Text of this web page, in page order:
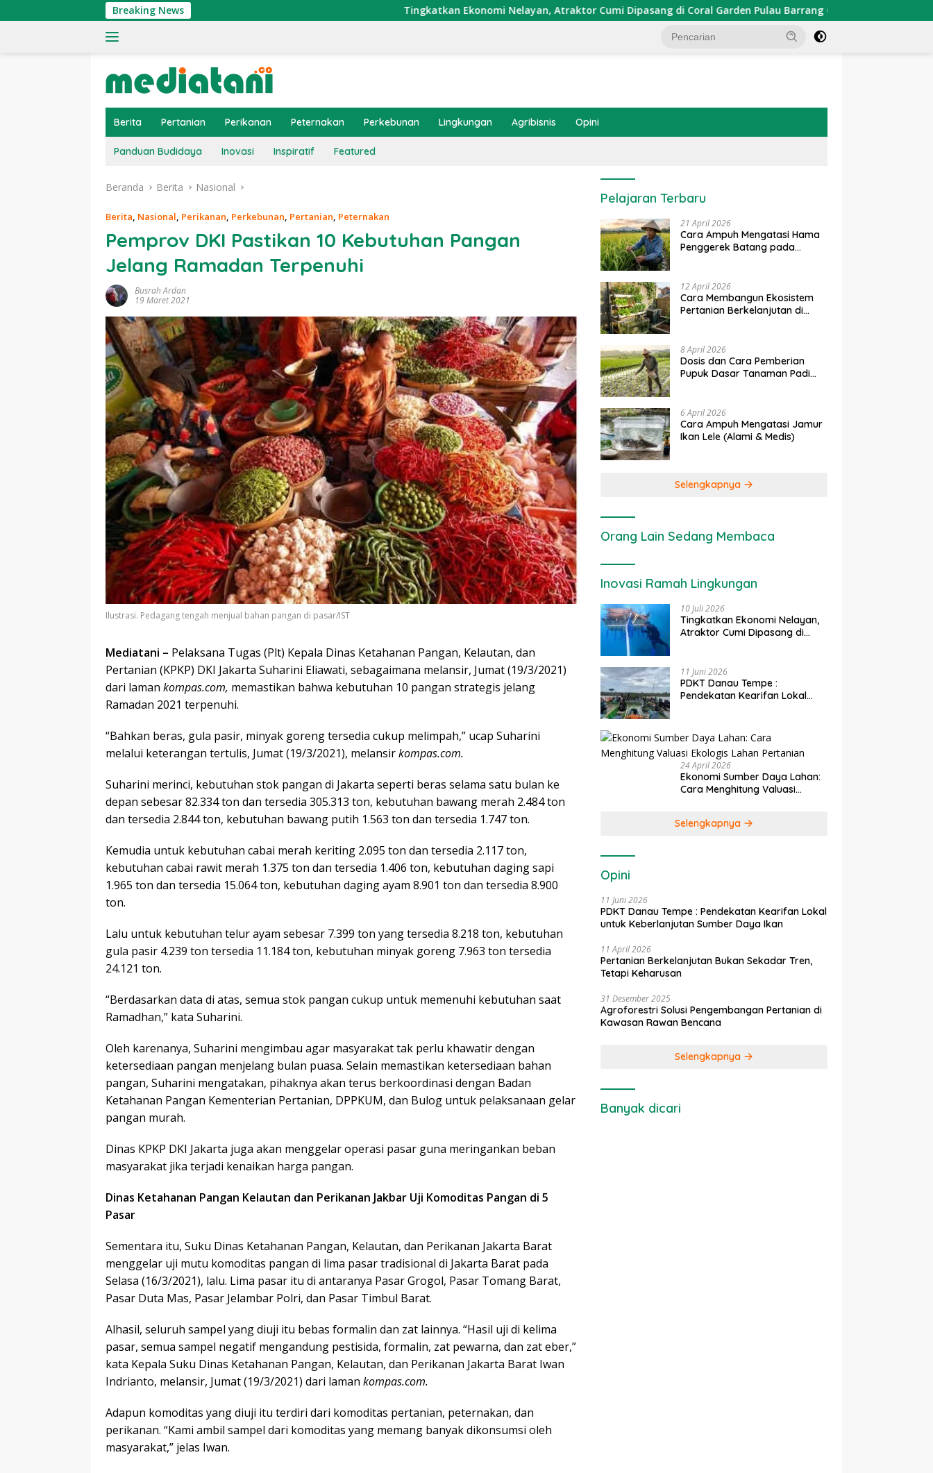
ke
Breaking News Tingkatkan Ekonomi Nelayan, Atraktor Cumi Dipasang di Coral Garden Pulau Barrang Caddi PDKT Danau Tempe :
Berita Pertanian Perikanan Peternakan Perkebunan Lingkungan Agribisnis Opini
Panduan Budidaya Inovasi Inspiratif Featured
Beranda Berita Nasional
Berita, Nasional, Perikanan, Perkebunan, Pertanian, Peternakan
Pemprov DKI Pastikan 10 Kebutuhan Pangan
Jelang Ramadan Terpenuhi
Busrah Ardan
19 Maret 2021
Ilustrasi. Pedagang tengah menjual bahan pangan di pasar/IST
Mediatani – Pelaksana Tugas (Plt) Kepala Dinas Ketahanan Pangan, Kelautan, dan
Pertanian (KPKP) DKI Jakarta Suharini Eliawati, sebagaimana melansir, Jumat (19/3/2021)
dari laman kompas.com, memastikan bahwa kebutuhan 10 pangan strategis jelang
Ramadan 2021 terpenuhi.
“Bahkan beras, gula pasir, minyak goreng tersedia cukup melimpah,” ucap Suharini
melalui keterangan tertulis, Jumat (19/3/2021), melansirkompas.com.
Suharini merinci, kebutuhan stok pangan di Jakarta seperti beras selama satu bulan ke
depan sebesar 82.334 ton dan tersedia 305.313 ton, kebutuhan bawang merah 2.484 ton
dan tersedia 2.844 ton, kebutuhan bawang putih 1.563 ton dan tersedia 1.747 ton.
Kemudia untuk kebutuhan cabai merah keriting 2.095 ton dan tersedia 2.117 ton,
kebutuhan cabai rawit merah 1.375 ton dan tersedia 1.406 ton, kebutuhan daging sapi
1.965 ton dan tersedia 15.064 ton, kebutuhan daging ayam 8.901 ton dan tersedia 8.900
ton.
Lalu untuk kebutuhan telur ayam sebesar 7.399 ton yang tersedia 8.218 ton, kebutuhan
gula pasir 4.239 ton tersedia 11.184 ton, kebutuhan minyak goreng 7.963 ton tersedia
24.121 ton.
“Berdasarkan data di atas, semua stok pangan cukup untuk memenuhi kebutuhan saat
Ramadhan,” kata Suharini.
Oleh karenanya, Suharini mengimbau agar masyarakat tak perlu khawatir dengan
ketersediaan pangan menjelang bulan puasa. Selain memastikan ketersediaan bahan
pangan, Suharini mengatakan, pihaknya akan terus berkoordinasi dengan Badan
Ketahanan Pangan Kementerian Pertanian, DPPKUM, dan Bulog untuk pelaksanaan gelar
pangan murah.
Dinas KPKP DKI Jakarta juga akan menggelar operasi pasar guna meringankan beban
masyarakat jika terjadi kenaikan harga pangan.
Dinas Ketahanan Pangan Kelautan dan Perikanan Jakbar Uji Komoditas Pangan di 5
Pasar
Sementara itu, Suku Dinas Ketahanan Pangan, Kelautan, dan Perikanan Jakarta Barat
menggelar uji mutu komoditas pangan di lima pasar tradisional di Jakarta Barat pada
Selasa (16/3/2021), lalu. Lima pasar itu di antaranya Pasar Grogol, Pasar Tomang Barat,
Pasar Duta Mas, Pasar Jelambar Polri, dan Pasar Timbul Barat.
Alhasil, seluruh sampel yang diuji itu bebas formalin dan zat lainnya. “Hasil uji di kelima
pasar, semua sampel negatif mengandung pestisida, formalin, zat pewarna, dan zat eber,”
kata Kepala Suku Dinas Ketahanan Pangan, Kelautan, dan Perikanan Jakarta Barat Iwan
Indrianto, melansir, Jumat (19/3/2021) dari laman kompas.com.
Adapun komoditas yang diuji itu terdiri dari komoditas pertanian, peternakan, dan
perikanan. “Kami ambil sampel dari komoditas yang memang banyak dikonsumsi oleh
masyarakat,” jelas Iwan.
Pelajaran Terbaru
21 April 2026
Cara Ampuh Mengatasi Hama
Penggerek Batang pada
12 April 2026
Cara Membangun Ekosistem
Pertanian Berkelanjutan di
8 April 2026
Dosis dan Cara Pemberian
Pupuk Dasar Tanaman Padi
6 April 2026
Cara Ampuh Mengatasi Jamur
Ikan Lele (Alami & Medis)
Selengkapnya
Orang Lain Sedang Membaca
Inovasi Ramah Lingkungan
10 Juli 2026
Tingkatkan Ekonomi Nelayan,
Atraktor Cumi Dipasang di
11 Juni 2026
PDKT Danau Tempe :
Pendekatan Kearifan Lokal
24 April 2026
Ekonomi Sumber Daya Lahan:
Cara Menghitung Valuasi
Selengkapnya
Opini
11 Juni 2026
PDKT Danau Tempe : Pendekatan Kearifan Lokal
untuk Keberlanjutan Sumber Daya Ikan
11 April 2026
Pertanian Berkelanjutan Bukan Sekadar Tren,
Tetapi Keharusan
31 Desember 2025
Agroforestri Solusi Pengembangan Pertanian di
Kawasan Rawan Bencana
Selengkapnya
Banyak dicari